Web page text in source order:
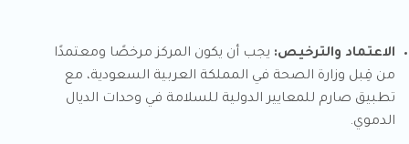
الاعتماد والترخيص: يجب أن يكون المركز مرخصًا ومعتمدًا
من قِبل وزارة الصحة في المملكة العربية السعودية، مع
تطبيق صارم للمعايير الدولية للسلامة في وحدات الديال
الدموي.